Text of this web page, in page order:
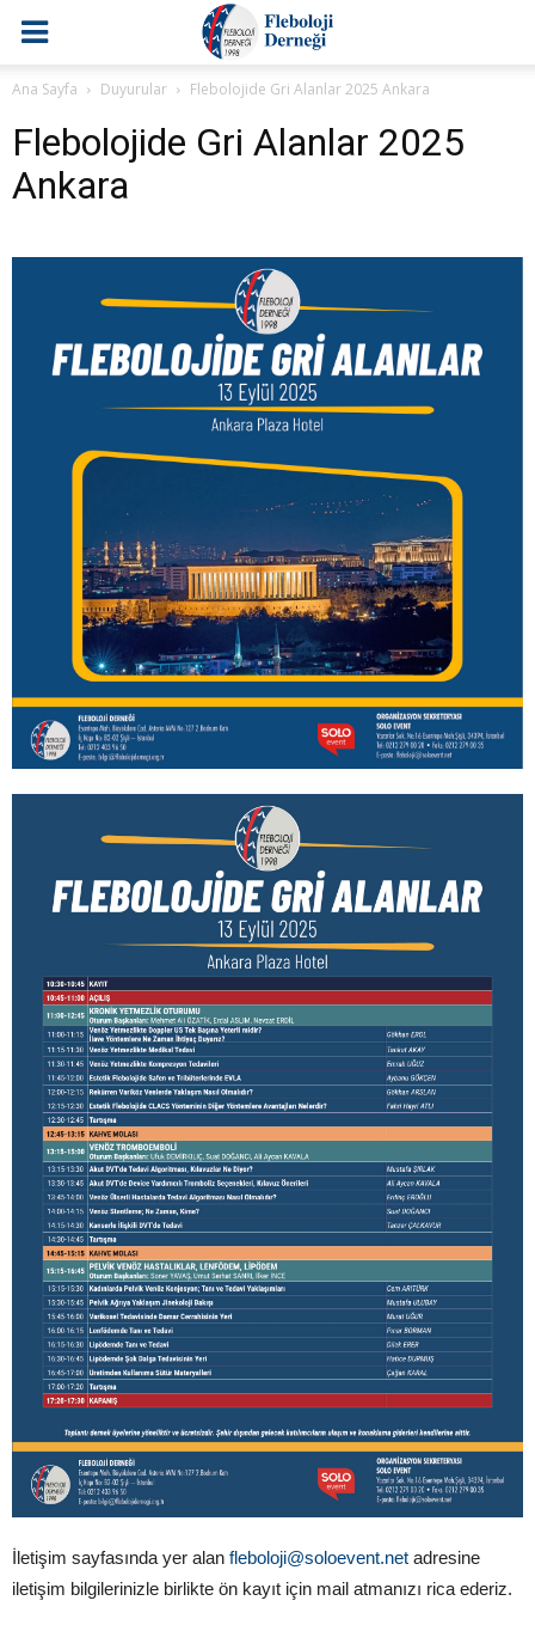
Ana Sayfa Duyurular Flebolojide Gri Alanlar 2025 Ankara
Flebolojide Gri Alanlar 2025
Ankara
İletişim sayfasında yer alan fleboloji@soloevent.net adresine
iletişim bilgilerinizle birlikte ön kayıt için mail atmanızı rica ederiz.